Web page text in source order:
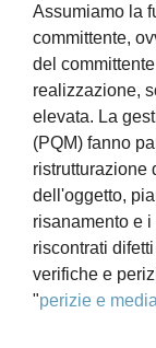
Assumiamo la
committente,
del
realizzazione,
elevata. La
(PQM) fanno
ristrutturazione
dell'oggetto,
risanamento e
riscontrati
verifiche e
"perizie e